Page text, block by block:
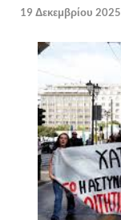
19 Δεκεμβρίου 2025